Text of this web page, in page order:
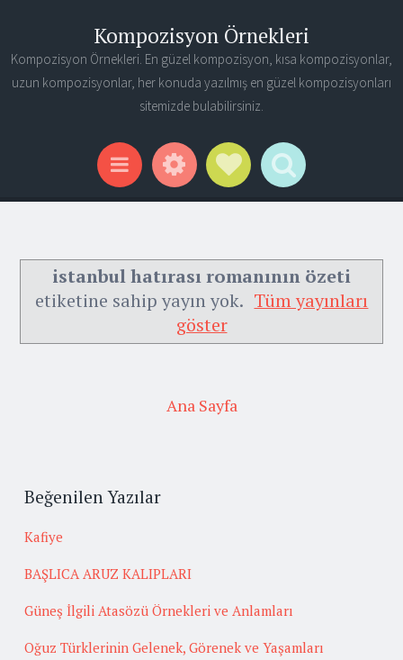
Kompozisyon Örnekleri
Kompozisyon Örnekleri. En güzel kompozisyon, kısa kompozisyonlar,
uzun kompozisyonlar, her konuda yazılmış en güzel kompozisyonları
sitemizde bulabilirsiniz.
Menu WidgetsSocial Links
Search
istanbul hatırası romanının özeti
etiketine sahip yayın yok. Tüm yayınları
göster
Ana Sayfa
Beğenilen Yazılar
Kafiye
BAŞLICA ARUZ KALIPLARI
Güneş İlgili Atasözü Örnekleri ve Anlamları
Oğuz Türklerinin Gelenek, Görenek ve Yaşamları